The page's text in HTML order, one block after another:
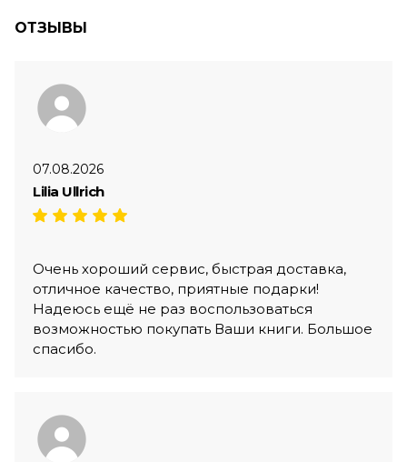
ОТЗЫВЫ
07.08.2026
Lilia Ullrich
Очень хороший сервис, быстрая доставка,
отличное качество, приятные подарки!
Надеюсь ещё не раз воспользоваться
возможностью покупать Ваши книги. Большое
спасибо.